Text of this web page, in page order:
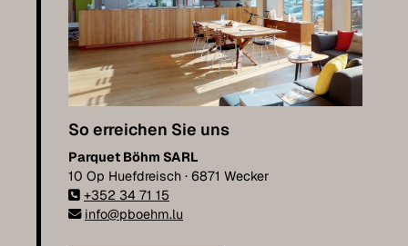
So erreichen Sie uns
Parquet Böhm SARL
10 Op Huefdreisch · 6871 Wecker
+352 34 71 15
info@pboehm.lu